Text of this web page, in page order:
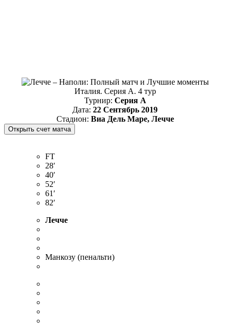
Италия. Серия А. 4 тур
Турнир: Серия А
Дата: 22 Сентябрь 2019
Стадион: Виа Дель Маре, Лечче
FT
28′
40′
52′
61′
82′
Лечче
Манкозу (пенальти)